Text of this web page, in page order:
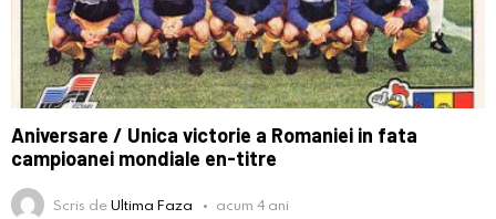
Aniversare / Unica victorie a Romaniei in fata
campioanei mondiale en-titre
Scris deUltima Faza acum 4 ani